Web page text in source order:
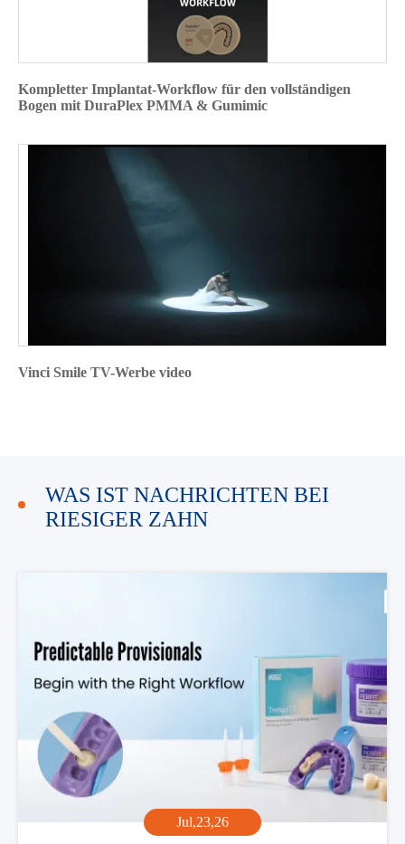
Kompletter Implantat-Workflow für den vollständigen
Bogen mit DuraPlex PMMA & Gumimic
Vinci Smile TV-Werbe video
WAS IST NACHRICHTEN BEI
RIESIGER ZAHN
Jul,23,26